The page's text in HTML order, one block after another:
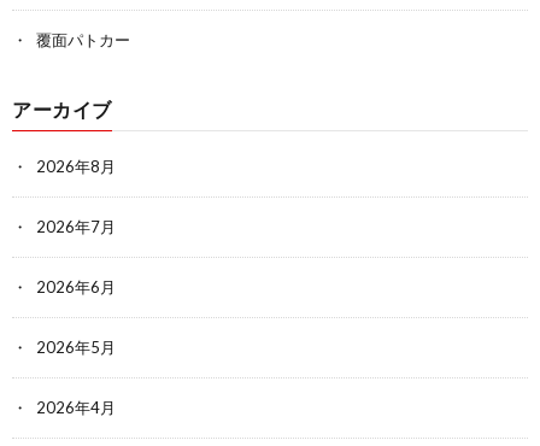
覆面パトカー
アーカイブ
2026年8月
2026年7月
2026年6月
2026年5月
2026年4月